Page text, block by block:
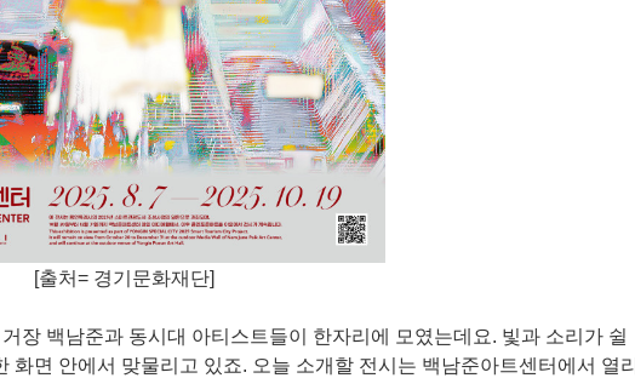
[출처= 경기문화재단]
장 백남준과 동시대 아티스트들이 한자리에 모였는데요. 빛과 소리가 쉴
화면 안에서 맞물리고 있죠. 오늘 소개할 전시는 백남준아트센터에서 열리